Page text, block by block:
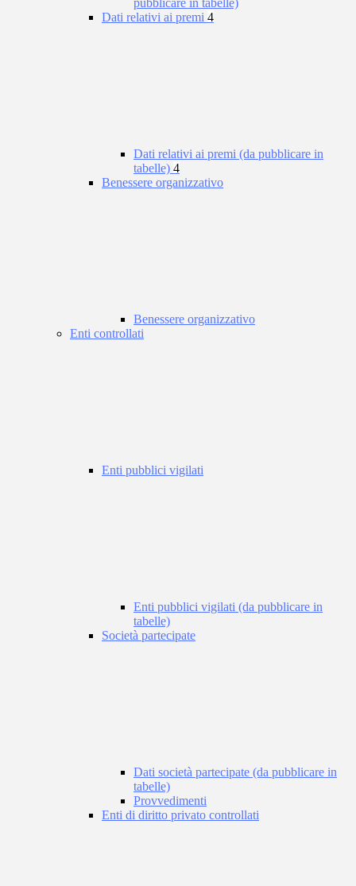
pubblicare in tabelle)
Dati relativi ai premi 4
Dati relativi ai premi (da pubblicare in
tabelle) 4
Benessere organizzativo
Benessere organizzativo
Enti controllati
Enti pubblici vigilati
Enti pubblici vigilati (da pubblicare in
tabelle)
Società partecipate
Dati società partecipate (da pubblicare in
tabelle)
Provvedimenti
Enti di diritto privato controllati